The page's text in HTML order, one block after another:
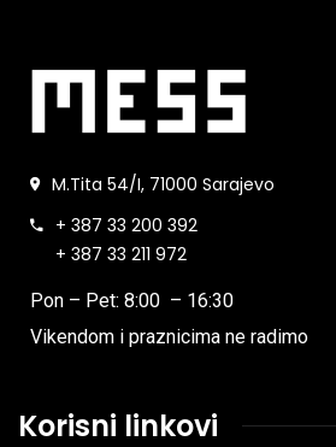
M.Tita 54/I, 71000 Sarajevo
+ 387 33 200 392
+ 387 33 211 972
Pon – Pet: 8:00 – 16:30
Vikendom i praznicima ne radimo
Korisni linkovi